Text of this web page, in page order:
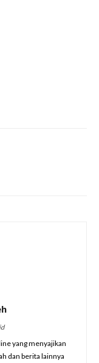
yang menyajikan
dan berita lainnya